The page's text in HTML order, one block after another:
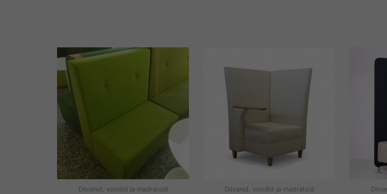
Diivanid, voodid ja madratsid Diivanid, voodid ja madratsid